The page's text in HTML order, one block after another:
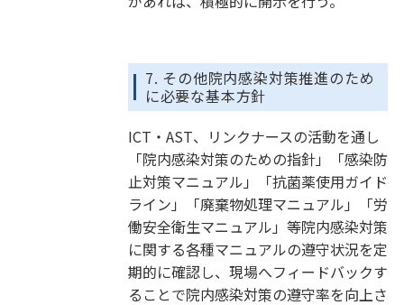
7. その他院内感染対策推進のため
に必要な基本方針
ICT・AST、リンクナースの活動を通し
「院内感染対策のための指針」「感染防
止対策マニュアル」「抗菌薬使用ガイド
ライン」「廃棄物処理マニュアル」「労
働安全衛生マニュアル」等院内感染対策
に関する各種マニュアルの遵守状況を定
期的に確認し、現場へフィードバックす
ることで院内感染対策の遵守率を向上さ